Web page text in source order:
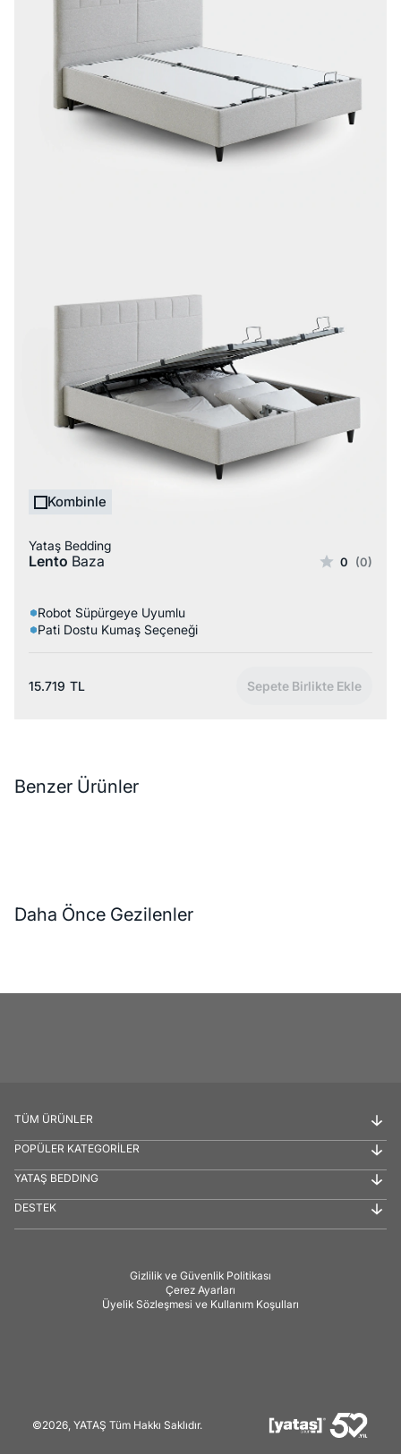
Kombinle
Yataş Bedding
Lento Baza 0 (0)
Robot Süpürgeye Uyumlu
Pati Dostu Kumaş Seçeneği
15.719 TL Sepete Birlikte Ekle
Benzer Ürünler
Daha Önce Gezilenler
TÜM ÜRÜNLER
POPÜLER KATEGORİLER
YATAŞ BEDDING
DESTEK
Gizlilik ve Güvenlik Politikası
Çerez Ayarları
Üyelik Sözleşmesi ve Kullanım Koşulları
©2026, YATAŞ Tüm Hakkı Saklıdır.